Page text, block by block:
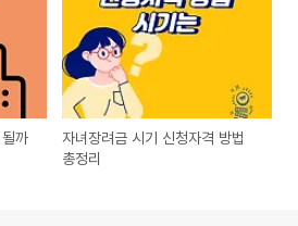
까
자녀장려금 시기 신청자격 방법
총정리